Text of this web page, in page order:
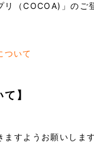
リ（COCOA)」のご
ついて
】
すようお願いしま